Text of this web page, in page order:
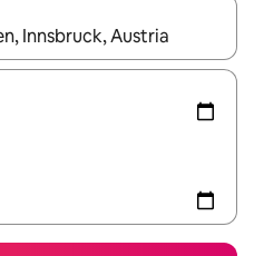
向键查看，或通过点击或滑动手势